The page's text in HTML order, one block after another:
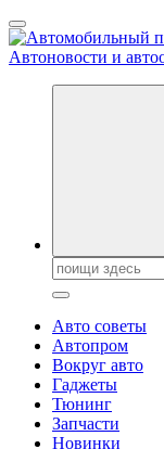
Перейти
к
содержанию
Справочник
Поиск:
Авто советы
Автопром
Вокруг авто
Гаджеты
Тюнинг
Запчасти
Новинки